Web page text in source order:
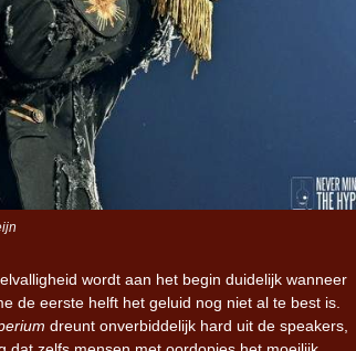
wordt aan het begin duidelijk wanneer
de eerste helft het geluid nog niet al te best is.
dreunt onverbiddelijk hard uit de speakers,